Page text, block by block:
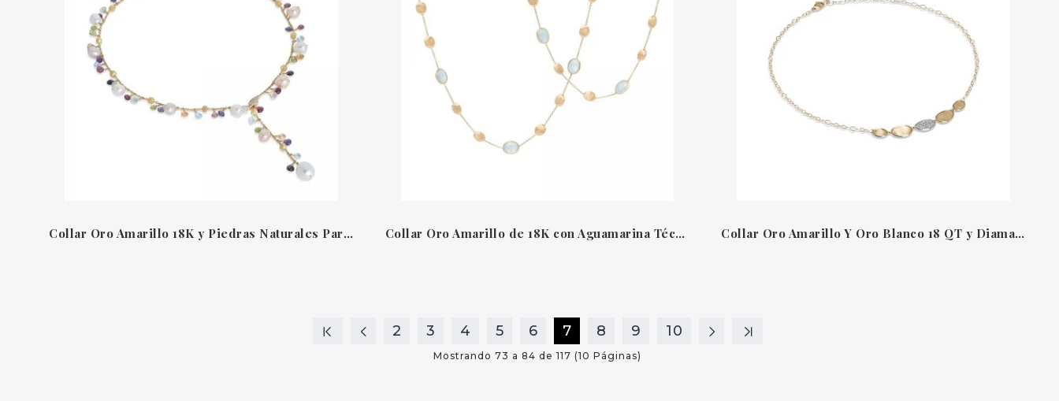
Collar Oro Amarillo 18K y Piedras Naturales Paradise Pearl Marco Bicego Collar Oro Amarillo de 18K con Aguamarina Técnica de Grabado a Mano Bulino Marco Bicego Collar Oro Amarillo Y Oro Blanco 18 QT y Diamantes Lunaria Marco Bicego
2 3 4 5 6 7 8 9 10
Mostrando 73 a 84 de 117 (10 Páginas)